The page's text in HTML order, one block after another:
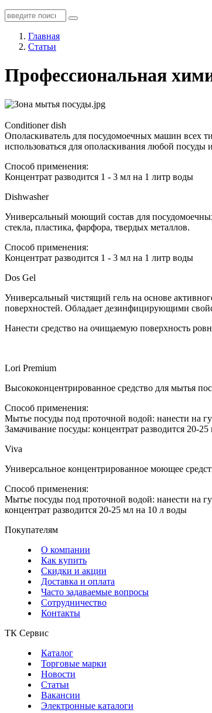
Главная
Статьи
Профессиональная
Conditioner dish
Ополаскиватель для посудомоечных машин всех
использоваться для ополаскивания любой посуды
Способ применения:
Концентрат разводится 1 - 3 мл на 1 литр воды
Dishwasher
Универсальный моющий состав для
стекла, пластика, фарфора, твердых металлов.
Способ применения:
Концентрат разводится 1 - 3 мл на 1 литр воды
Dos Gel
Универсальный чистящий гель на основе
поверхностей. Обладает дезинфициру­ющими
Нанести средство на очищаемую поверхность
Lori Premium
Высококонцентрированное средство для мытья
Способ применения:
Мытье посуды под проточной водой: нанести на
Замачивание посуды: концентрат разводит­ся 20-
Viva
Универсальное концентрированное моющее
Способ применения:
Мытье посуды под проточной водой: нанести на
концентрат разводится 20-25 мл на 10 л воды
Покупателям
О компании
Как купить
Скидки и акции
Доставка и оплата
Часто задаваемые вопросы
Сотрудничество
Контакты
ТК Сервис
Каталог
Торговые марки
Новости
Статьи
Вакансии
Электронные каталоги